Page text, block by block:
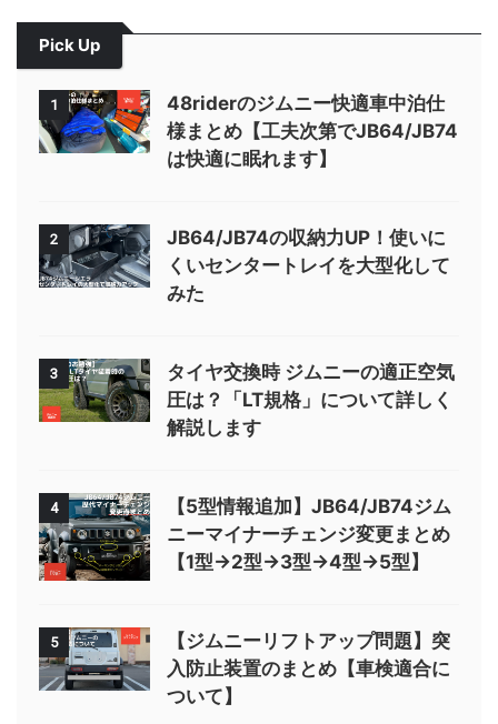
Pick Up
1
48riderのジムニー快適車中泊仕
様まとめ【工夫次第でJB64/JB74
は快適に眠れます】
2
JB64/JB74の収納力UP！使いに
くいセンタートレイを大型化して
みた
3
タイヤ交換時 ジムニーの適正空気
圧は？「LT規格」について詳しく
解説します
4
【5型情報追加】JB64/JB74ジム
ニーマイナーチェンジ変更まとめ
【1型→2型→3型→4型→5型】
5
【ジムニーリフトアップ問題】突
入防止装置のまとめ【車検適合に
ついて】